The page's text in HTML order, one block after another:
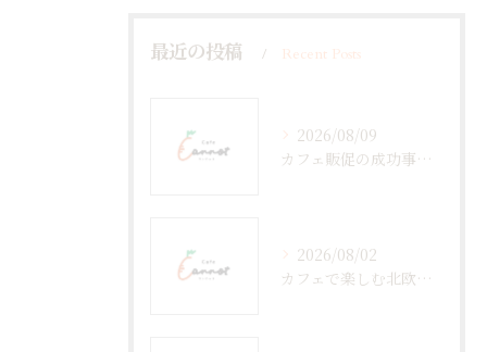
最近の投稿 Recent Posts
2026/08/09
カフェ販促の成功事例と今日から使える実践アイデア集
2026/08/02
カフェで楽しむ北欧風空間と佐賀県佐賀市神埼市ならではの心地よい過ごし方